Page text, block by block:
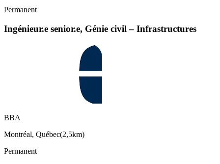
Permanent
Ingénieur.e senior.e, Génie civil – Infrastructures
BBA
Montréal, Québec(2,5km)
Permanent